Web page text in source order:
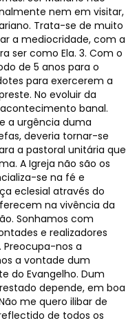
nem em visitar,
Trata-se de muito
a mediocridade, com a
ser como Ela. 3. Com o
de 5 anos para o
para exercerem a
No evoluir da
banal.
a urgência duma
deveria tornar-se
a pastoral unitária que
A Igreja não são os
se na fé e
eclesial através do
na vivência da
Sonhamos com
e realizadores
nos a
a vontade dum
do Evangelho. Dum
depende, em boa
me quero ilibar de
de todos os